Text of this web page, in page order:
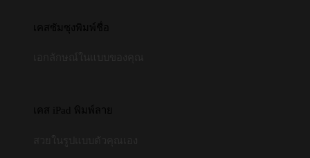
เคสซัมซุงพิมพ์ชื่อ
เคส iPad พิมพ์ลาย